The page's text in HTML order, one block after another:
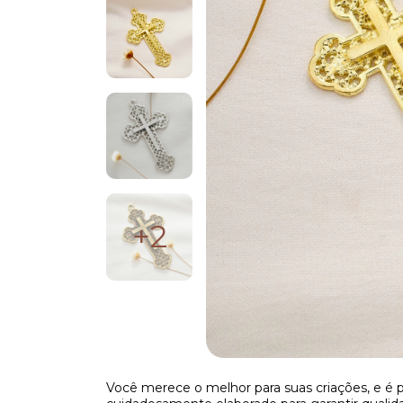
+2
Você merece o melhor para suas criações, e